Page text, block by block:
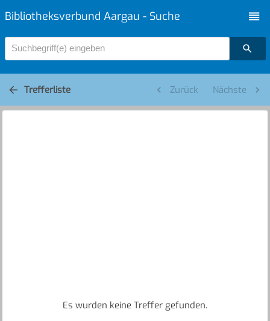
Bibliotheksverbund Aargau - Suche
Suchbegriff(e) eingeben
Trefferliste Zurück Nächste
Es wurden keine Treffer gefunden.